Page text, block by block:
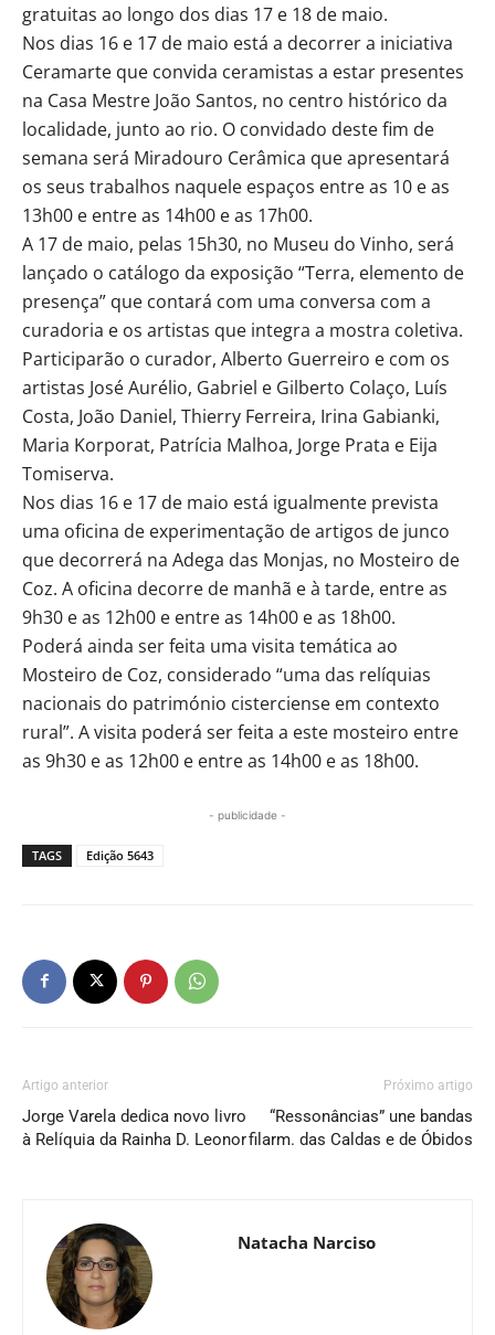
gratuitas ao longo dos dias 17 e 18 de maio.
Nos dias 16 e 17 de maio está a decorrer a iniciativa
Ceramarte que convida ceramistas a estar presentes
na Casa Mestre João Santos, no centro histórico da
localidade, junto ao rio. O convidado deste fim de
semana será Miradouro Cerâmica que apresentará
os seus trabalhos naquele espaços entre as 10 e as
13h00 e entre as 14h00 e as 17h00.
A 17 de maio, pelas 15h30, no Museu do Vinho, será
lançado o catálogo da exposição “Terra, elemento de
presença” que contará com uma conversa com a
curadoria e os artistas que integra a mostra coletiva.
Participarão o curador, Alberto Guerreiro e com os
artistas José Aurélio, Gabriel e Gilberto Colaço, Luís
Costa, João Daniel, Thierry Ferreira, Irina Gabianki,
Maria Korporat, Patrícia Malhoa, Jorge Prata e Eija
Tomiserva.
Nos dias 16 e 17 de maio está igualmente prevista
uma oficina de experimentação de artigos de junco
que decorrerá na Adega das Monjas, no Mosteiro de
Coz. A oficina decorre de manhã e à tarde, entre as
9h30 e as 12h00 e entre as 14h00 e as 18h00.
Poderá ainda ser feita uma visita temática ao
Mosteiro de Coz, considerado “uma das relíquias
nacionais do património cisterciense em contexto
rural”. A visita poderá ser feita a este mosteiro entre
as 9h30 e as 12h00 e entre as 14h00 e as 18h00.
- publicidade -
TAGS Edição 5643
Artigo anterior
Jorge Varela dedica novo livro
à Relíquia da Rainha D. Leonor
Próximo artigo
“Ressonâncias” une bandas
filarm. das Caldas e de Óbidos
Natacha Narciso